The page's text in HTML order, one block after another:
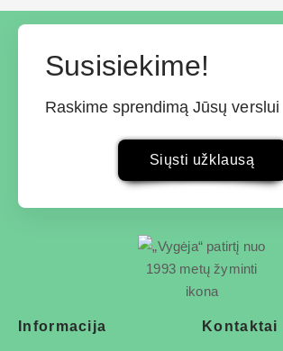
Susisiekime!
Raskime sprendimą Jūsų verslui
Siųsti užklausą
Informacija Kontaktai